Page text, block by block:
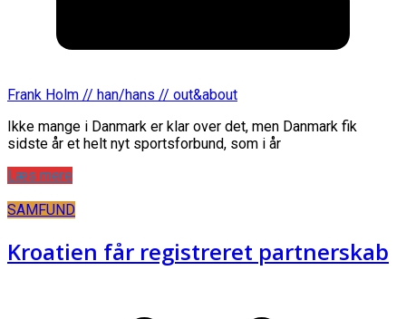
Frank Holm // han/hans // out&about
Ikke mange i Danmark er klar over det, men Danmark fik
sidste år et helt nyt sportsforbund, som i år
Læs mere
SAMFUND
Kroatien får registreret partnerskab